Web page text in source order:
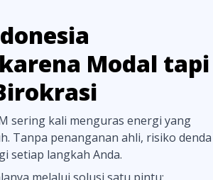
Modal tapi
sering kali menguras energi yang
Tanpa penanganan ahli, risiko denda
setiap langkah Anda.
melalui solusi satu pintu: